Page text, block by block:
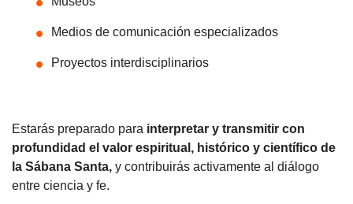
Medios de comunicación especializados
Proyectos interdisciplinarios
Estarás preparado para interpretar y transmitir con
profundidad el valor espiritual, histórico y científico de
la Sábana Santa, y contribuirás activamente al diálogo
entre ciencia y fe.